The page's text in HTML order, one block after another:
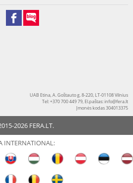
UAB Etina, A. Goštauto g. 8-220, LT-01108 Vilnius
Tel: +370 700 449 79, El.paštas:info@fera.lt
Įmonės kodas 304013375
2026 FERA.LT.
INTERNATIONAL: